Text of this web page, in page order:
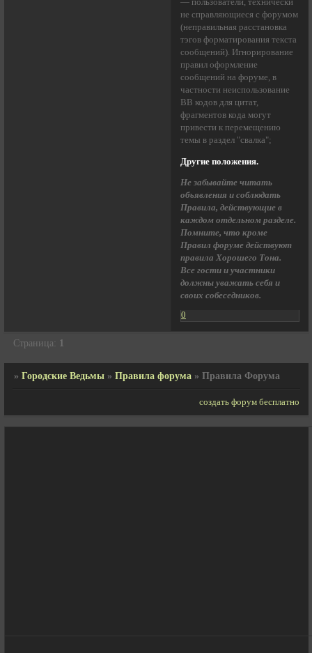
— пользователи, технически
не справляющиеся с форумом
(неправильная расстановка
тэгов форматирования текста
сообщений). Игнорирование
правил оформление
сообщений на форуме, в
частности неиспользование
BB кодов для цитат,
фрагментов кода могут
привести к перемещению
темы в раздел "свалка";
Другие положения.
Не забывайте читать
объявления и соблюдать
Правила, действующие в
каждом отдельном разделе.
Помните, что кроме
Правил форуме действуют
правила Хорошего Тона.
Все гости и участники
должны уважать себя и
своих собеседников.
0
Страница:
» Городские Ведьмы » Правила форума » Правила Форума
создать форум бесплатно